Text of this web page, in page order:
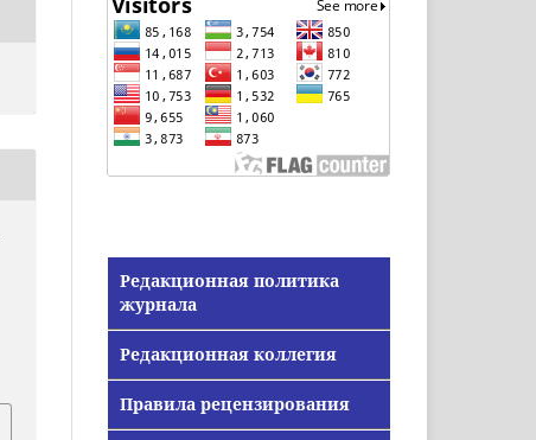
Редакционная политика
журнала
Редакционная коллегия
Правила рецензирования